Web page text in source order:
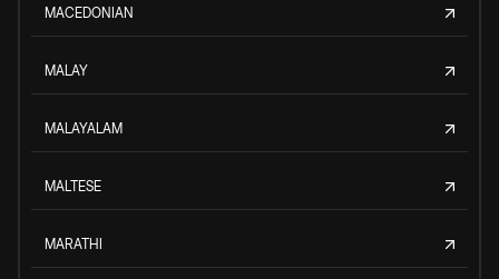
MACEDONIAN
MALAY
MALAYALAM
MALTESE
MARATHI